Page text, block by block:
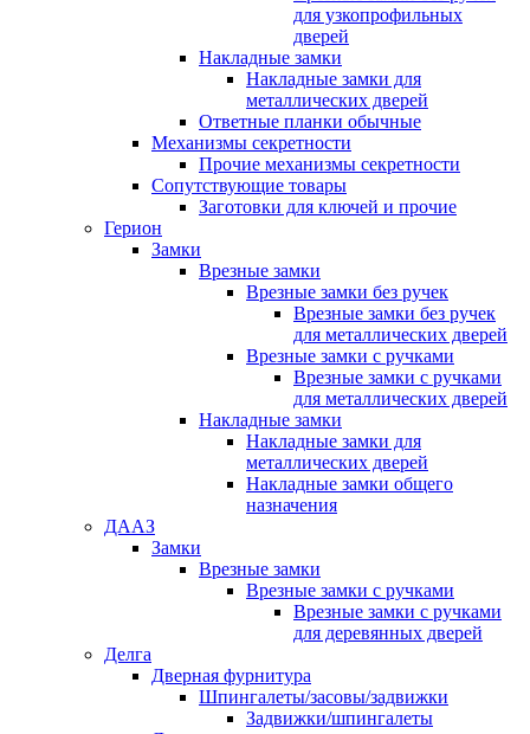
для узкопрофильных
дверей
Накладные замки
Накладные замки для
металлических дверей
Ответные планки обычные
Механизмы секретности
Прочие механизмы секретности
Сопутствующие товары
Заготовки для ключей и прочие
Герион
Замки
Врезные замки
Врезные замки без ручек
Врезные замки без ручек
для металлических дверей
Врезные замки с ручками
Врезные замки с ручками
для металлических дверей
Накладные замки
Накладные замки для
металлических дверей
Накладные замки общего
назначения
ДААЗ
Замки
Врезные замки
Врезные замки с ручками
Врезные замки с ручками
для деревянных дверей
Делга
Дверная фурнитура
Шпингалеты/засовы/задвижки
Задвижки/шпингалеты